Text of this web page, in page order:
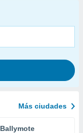
Más ciudades
Ballymote